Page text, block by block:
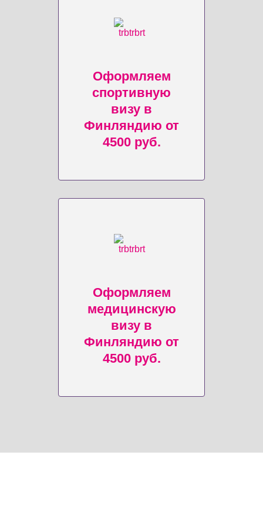
Оформляем
спортивную
визу в
Финляндию от
4500 руб.
Оформляем
медицинскую
визу в
Финляндию от
4500 руб.